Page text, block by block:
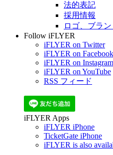
法的表記
採用情報
ロゴ、ブラ
Follow iFLYER
iFLYER on Twitter
iFLYER on Facebook
iFLYER on Instagram
iFLYER on YouTube
RSS フィード
iFLYER Apps
iFLYER iPhone
TicketGate iPhone
iFLYER is also